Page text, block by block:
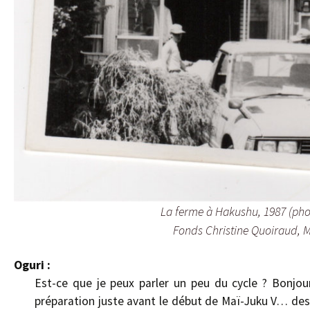
La ferme à Hakushu, 1987
Fonds Christine Quoiraud,
Oguri :
Est-ce que je peux parler un peu du cycle ?
préparation juste avant le début de Maï-Juku V…